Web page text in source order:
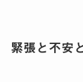
緊張と不安